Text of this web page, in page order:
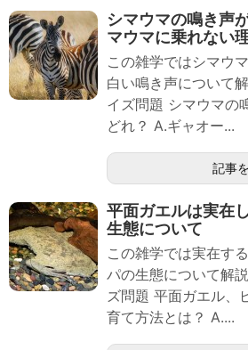
シマウマの鳴き声
マウマに乗れない
この雑学ではシマウ
白い鳴き声について
イズ問題 シマウマの
どれ？ A.ギャオー...
記事
平面ガエルは実在
生態について
この雑学では実在す
パの生態について解
ズ問題 平面ガエル、
育て方法とは？ A....